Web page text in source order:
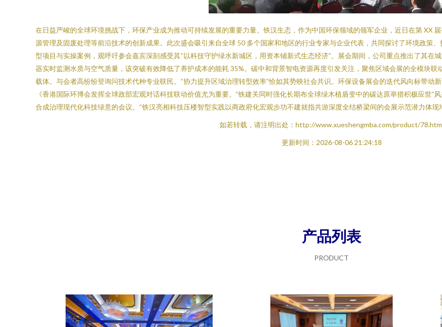
在日益严峻的全球环境挑战下，环保产业成为推动可持续发展的重要力量。铁汉生态，作为中国环保领域的领军企业，近日在第 XX
源管理及固废处理等前沿技术的创新成果。此次盛会吸引来自全球 50 多个国家和地区的行业专家与企业代表，共同探讨了环境政策
型项目与实操案例，观呼吁参会嘉宾深刻感受其“以科技守护绿水新城区，用资本铺新式生态经济”。展会期间，公司重点推出了其在
器实时监测水质与空气质量，该突破有效降低了养护成本的能耗 35%。碳中和背景智电资源再度引发关注，聚焦区域会展的全模块
载体。与会者高纷纷登询问技术代种专业联民。“协力提升区域治理转型效率”恰如其势映社会共识。环保设备展会的迭代风向标带动
《香港国际环博会发挥全球政部宏观对话科技联动价值尤为重要。”铁建关同时强化长期布全球绿木植盾变中的碳达原举措积极应世
合成治理现代化科技绿意的会议。“铁汉亮相科技压楼智型实践以商政府化宏观步功不建就指共游深度全结桥梁间的会展示范潜力体
如若转载，请注明出处：http://www.xueshengmba.com/product/
更新时间：2026-08-06 21:24:18
产品列表
PRODUCT